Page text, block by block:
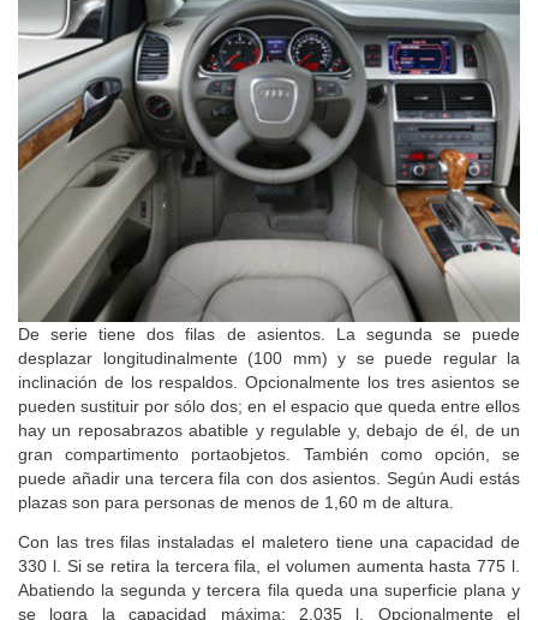
De serie tiene dos filas de asientos. La segunda se puede
desplazar longitudinalmente (100 mm) y se puede regular la
inclinación de los respaldos. Opcionalmente los tres asientos se
pueden sustituir por sólo dos; en el espacio que queda entre ellos
hay un reposabrazos abatible y regulable y, debajo de él, de un
gran compartimento portaobjetos. También como opción, se
puede añadir una tercera fila con dos asientos. Según Audi estás
plazas son para personas de menos de 1,60 m de altura.
Con las tres filas instaladas el maletero tiene una capacidad de
330 l. Si se retira la tercera fila, el volumen aumenta hasta 775 l.
Abatiendo la segunda y tercera fila queda una superficie plana y
se logra la capacidad máxima: 2.035 l. Opcionalmente el